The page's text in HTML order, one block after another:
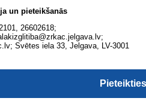
un pieteikšanās
26602618;
Svētes iela 33, Jelgava, LV-3001
Pieteikties